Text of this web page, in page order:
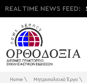
REAL TIME NEWS FEED:
Home \ Μητροπολιτικό Έργο \